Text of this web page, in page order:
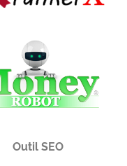
Outil SEO